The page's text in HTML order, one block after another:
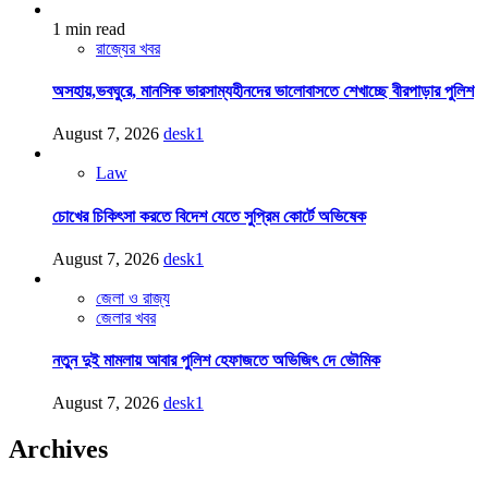
1 min read
রাজ্যের খবর
অসহায়,ভবঘুরে, মানসিক ভারসাম্যহীনদের ভালোবাসতে শেখাচ্ছে বীরপাড়ার পুলিশ
August 7, 2026 desk1
Law
চোখের চিকিৎসা করতে বিদেশ যেতে সুপ্রিম কোর্টে অভিষেক
August 7, 2026 desk1
জেলা ও রাজ্য
জেলার খবর
নতুন দুই মামলায় আবার পুলিশ হেফাজতে অভিজিৎ দে ভৌমিক
August 7, 2026 desk1
Archives